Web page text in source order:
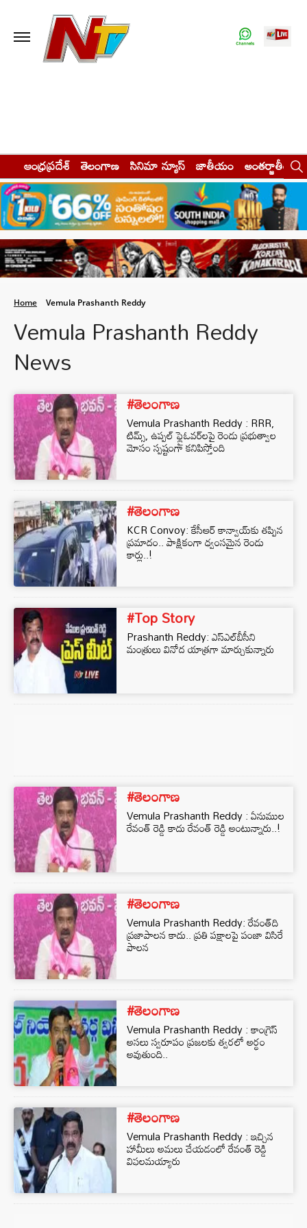
ఆంధ్రప్రదేశ్ తెలంగాణ సినిమా న్యూస్ జాతీయం అంతర్జాతీయం
Home Vemula Prashanth Reddy
Vemula Prashanth Reddy
News
#తెలంగాణ
Vemula Prashanth Reddy : RRR,
టిమ్స్, ఉప్పల్ ఫ్లైఓవర్‌లపై రెండు ప్రభుత్వాల
మోసం స్పష్టంగా కనిపిస్తోంది
#తెలంగాణ
KCR Convoy: కేసీఆర్ కాన్వాయ్‌కు తప్పిన
ప్రమాదం.. పాక్షికంగా ధ్వంసమైన రెండు
కార్లు..!
#Top Story
Prashanth Reddy: ఎస్‌ఎల్‌బీసీని
మంత్రులు వినోద యాత్రగా మార్చుకున్నారు
#తెలంగాణ
Vemula Prashanth Reddy : ఏనుముల
రేవంత్ రెడ్డి కాదు రేవంత్ రెడ్డి అంటున్నారు..!
#తెలంగాణ
Vemula Prashanth Reddy: రేవంత్⁭ది
ప్రజాపాలన కాదు.. ప్రతి పక్షాలపై పంజా విసిరే
పాలన
#తెలంగాణ
Vemula Prashanth Reddy : కాంగ్రెస్
అసలు స్వరూపం ప్రజలకు త్వరలో అర్థం
అవుతుంది..
#తెలంగాణ
Vemula Prashanth Reddy : ఇచ్చిన
హామీలు అమలు చేయడంలో రేవంత్ రెడ్డి
విఫలమయ్యారు